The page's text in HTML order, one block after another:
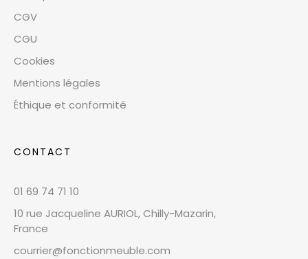
CGV
CGU
Cookies
Mentions légales
Éthique et conformité
CONTACT
01 69 74 71 10
10 rue Jacqueline AURIOL, Chilly-Mazarin,
France
courrier@fonctionmeuble.com